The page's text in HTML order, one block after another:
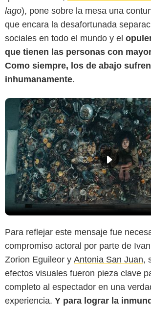
lago), pone sobre la mesa una
que encara la desafortunada
sociales en todo el mundo y el
que tienen las personas con
Como siempre, los de abajo sufren
inhumanamente.
Para reflejar este mensaje fue
compromiso actoral por parte de
Zorion Eguileor y Antonia San Juan,
efectos visuales fueron pieza clave
completo al espectador en una
experiencia. Y para lograr la